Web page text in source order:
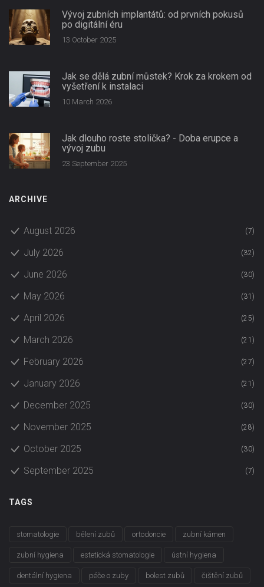
Vývoj zubních implantátů: od prvních pokusů
po digitální éru
13 October 2025
Jak se dělá zubní můstek? Krok za krokem od
vyšetření k instalaci
10 March 2026
Jak dlouho roste stolička? - Doba erupce a
vývoj zubu
23 September 2025
ARCHIVE
August 2026 (7)
July 2026 (32)
June 2026 (30)
May 2026 (31)
April 2026 (25)
March 2026 (21)
February 2026 (27)
January 2026 (21)
December 2025 (30)
November 2025 (28)
October 2025 (30)
September 2025 (7)
TAGS
stomatologie bělení zubů ortodoncie zubní kámen
zubní hygiena estetická stomatologie ústní hygiena
dentální hygiena péče o zuby bolest zubů čištění zubů